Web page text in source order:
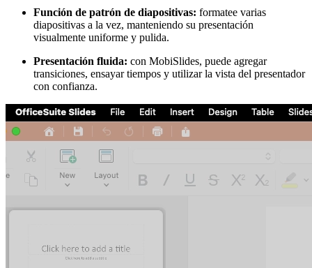
Función de patrón de diapositivas: formatee varias
diapositivas a la vez, manteniendo su presentación
visualmente uniforme y pulida.
Presentación fluida: con MobiSlides, puede agregar
transiciones, ensayar tiempos y utilizar la vista del presentador
con confianza.